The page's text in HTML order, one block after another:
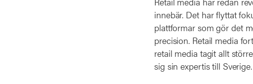
innebär. Det har flyttat
plattformar som gör det
precision. Retail media
retail media tagit allt
sig sin expertis till